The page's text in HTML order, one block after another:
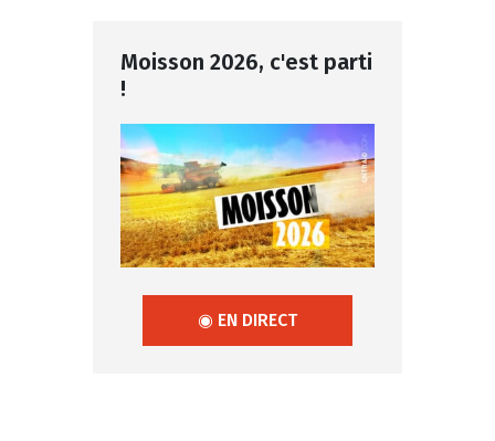
Moisson 2026, c'est parti
!
◉ EN DIRECT